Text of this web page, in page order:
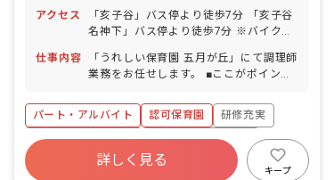
アクセス
「亥子谷」バス停より徒歩7分 「亥子谷
名神下」バス停より徒歩7分 ※バイク・
備）
仕事内容
「うれしい保育園 五月が丘」にて調理師
業務をお任せします。 ■ここがポイン
ランクがある」等、ご心配はいりませ
ん！スタッフが丁寧にサポートします。
▼▼具体的にはこんなお仕事です▼▼ ＊
食器洗浄や、盛り付け補助、副菜の調理
等の業務 ＊食育の補助や準備 ＊発注作
パート・アルバイト 認可保育園
研修充実
ボーナス・賞与あり
年間休日120日以上
社会保険完備
有給
福利厚生充実
詳しく見る
キープ